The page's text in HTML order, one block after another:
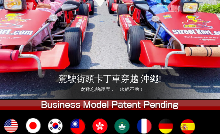
更換店鋪
東京品川 #1 東京秋葉原#1
東京秋葉原#2 東京澀谷
東京澀谷附屬 東京灣
東京淺草 大阪
沖繩
駕駛街頭卡丁車穿越 沖繩!
一次難忘的經歷，一次絕不夠！